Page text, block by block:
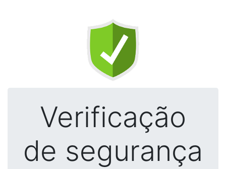
Verificação
de segurança